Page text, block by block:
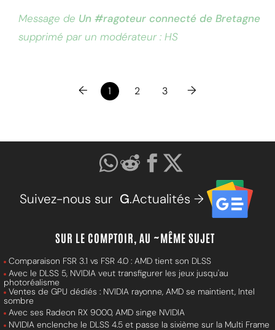
Message de Un #ragoteur connecté de Bretagne
supprimé par un modérateur : HS
← 1 2 3 →
Suivez-nous sur G.Actualités →
SUR LE COMPTOIR, AU ~MÊME SUJET
Comparaison FSR 3.1 vs FSR 4.0 : AMD tient son DLSS
Avec le DLSS 5, NVIDIA veut transfigurer les jeux jusqu'au
photoréalisme
Ventes de GPU dédiés : NVIDIA rayonne, AMD se maintient, Intel
sombre
Avec ses Radeon RX 9000, AMD singe NVIDIA
NVIDIA enclenche le DLSS 4.5 et passe la sixième sur la Multi Frame